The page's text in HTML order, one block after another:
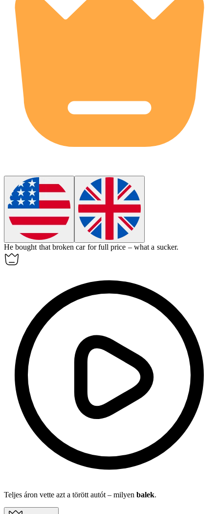
He bought that broken car for full price – what a sucker.
Teljes áron vette azt a törött autót – milyen balek.